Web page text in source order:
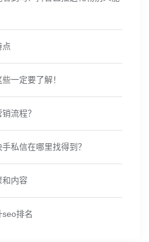
点
一定要了解！
流程？
私信在哪里找得到？
和内容
排名